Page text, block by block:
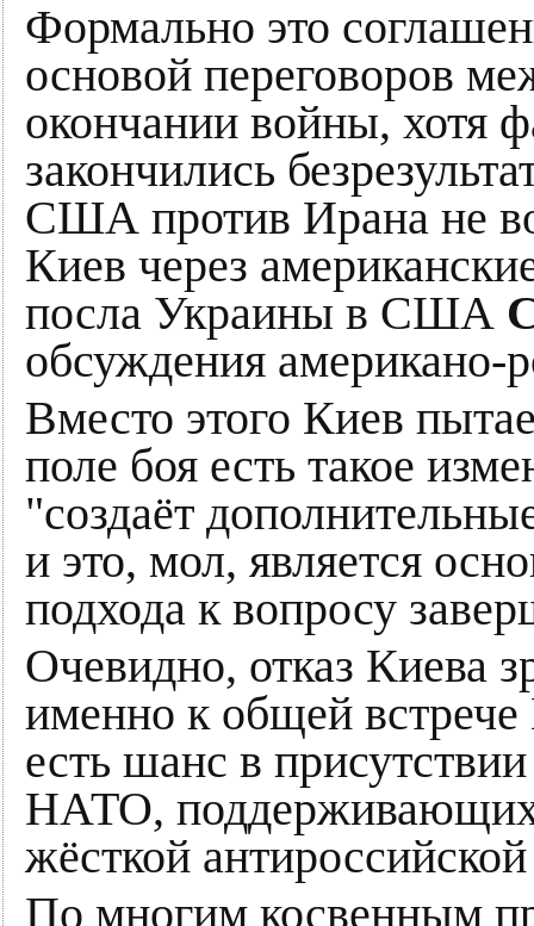
Формально это
основой переговоров
окончании войны, хотя
закончились
США против Ирана не
Киев через
посла Украины в США
обсуждения американо-
Вместо этого Киев
поле боя есть такое
"создаёт
и это, мол, является
подхода к вопросу
Очевидно, отказ Киева
именно к общей
есть шанс в
НАТО, поддерживающих
жёсткой
По многим косвенным